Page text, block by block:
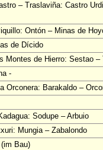
– Traslaviña: Castro
Ontón – Minas de
de Dícido
Montes de Hierro: Sestao –
-
Orconera: Barakaldo –
Sodupe – Arbuio
Mungia – Zabalondo
Bau)